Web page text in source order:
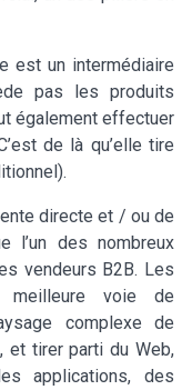
est un intermédiaire
pas les produits
également effectuer
de là qu’elle tire
directe et / ou de
l’un des nombreux
vendeurs B2B. Les
meilleure voie de
complexe de
et tirer parti du Web,
applications, des